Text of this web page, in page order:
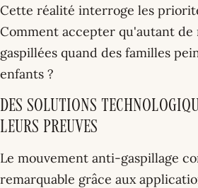
Cette réalité interroge les
Comment accepter qu'autant de
gaspillées quand des familles
enfants ?
Des solutions
leurs preuves
Le mouvement anti-gaspillage
remarquable grâce aux